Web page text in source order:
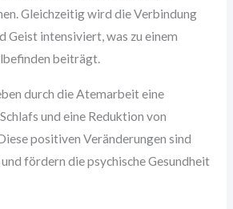
Gleichzeitig wird die Verbindung
Geist intensiviert, was zu einem
beiträgt.
durch die Atemarbeit eine
und eine Reduktion von
positiven Veränderungen sind
fördern die psychische Gesundheit